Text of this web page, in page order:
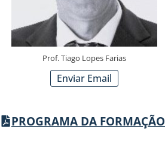
Prof. Tiago Lopes Farias
Enviar Email
PROGRAMA DA FORMAÇÃO